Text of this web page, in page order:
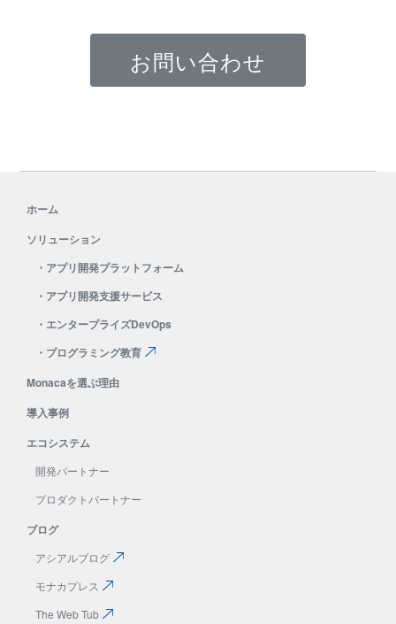
お問い合わせ
ホーム
ソリューション
・ アプリ開発プラットフォーム
・ アプリ開発支援サービス
・ エンタープライズDevOps
・ プログラミング教育
Monacaを選ぶ理由
導入事例
エコシステム
開発パートナー
プロダクトパートナー
ブログ
アシアルブログ
モナカプレス
The Web Tub